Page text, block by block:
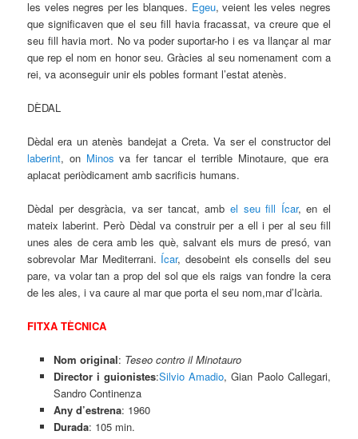
les veles negres per les blanques. Egeu, veient les veles negres
que significaven que el seu fill havia fracassat, va creure que el
seu fill havia mort. No va poder suportar-ho i es va llançar al mar
que rep el nom en honor seu. Gràcies al seu nomenament com a
rei, va aconseguir unir els pobles formant l’estat atenès.
DÈDAL
Dèdal era un atenès bandejat a Creta. Va ser el constructor del
laberint, on Minos va fer tancar el terrible Minotaure, que era
aplacat periòdicament amb sacrificis humans.
Dèdal per desgràcia, va ser tancat, ambel seu fill Ícar, en el
mateix laberint. Però Dèdal va construir per a ell i per al seu fill
unes ales de cera amb les què, salvant els murs de presó, van
sobrevolar Mar Mediterrani. Ícar, desobeint els consells del seu
pare, va volar tan a prop del sol que els raigs van fondre la cera
de les ales, i va caure al mar que porta el seu nom,mar d’Icària.
FITXA TÈCNICA
Nom original: Teseo contro il Minotauro
Director i guionistes:Silvio Amadio,Gian Paolo Callegari,
Sandro Continenza
Any d’estrena: 1960
Durada: 105 min.